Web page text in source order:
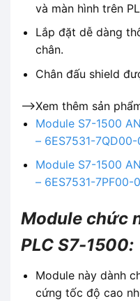
và màn hình trên
Lắp đặt dễ dàng
chân.
Chân đấu shield
-->Xem thêm sản
Module S7-1500
– 6ES7531-7QD00-
Module S7-1500
– 6ES7531-7PF00-
Module chức
PLC S7-1500:
Module này dành
cứng tốc độ cao